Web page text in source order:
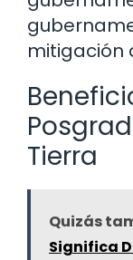
mitigación
Tierra
Quizás
Significa